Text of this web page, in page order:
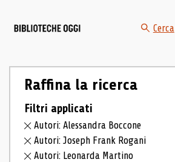
Cerca
Raffina la ricerca
Filtri applicati
Autori: Alessandra Boccone
Autori: Joseph Frank Rogani
Autori: Leonarda Martino